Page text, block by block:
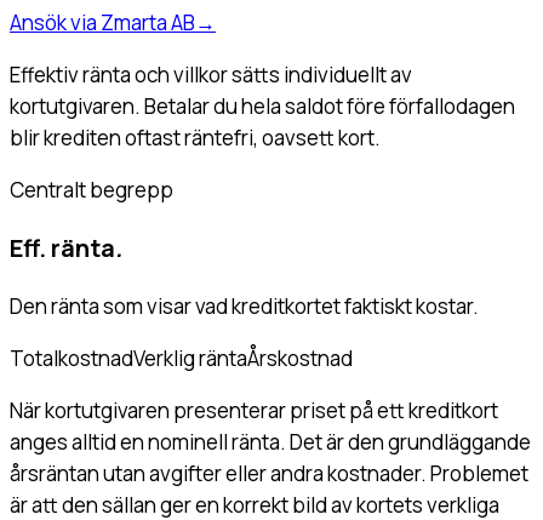
Ansök via Zmarta AB→
Effektiv ränta och villkor sätts individuellt av
kortutgivaren. Betalar du hela saldot före förfallodagen
blir krediten oftast räntefri, oavsett kort.
Centralt begrepp
Eff. ränta.
Den ränta som visar vad kreditkortet faktiskt kostar.
TotalkostnadVerklig räntaÅrskostnad
När kortutgivaren presenterar priset på ett kreditkort
anges alltid en nominell ränta. Det är den grundläggande
årsräntan utan avgifter eller andra kostnader. Problemet
är att den sällan ger en korrekt bild av kortets verkliga